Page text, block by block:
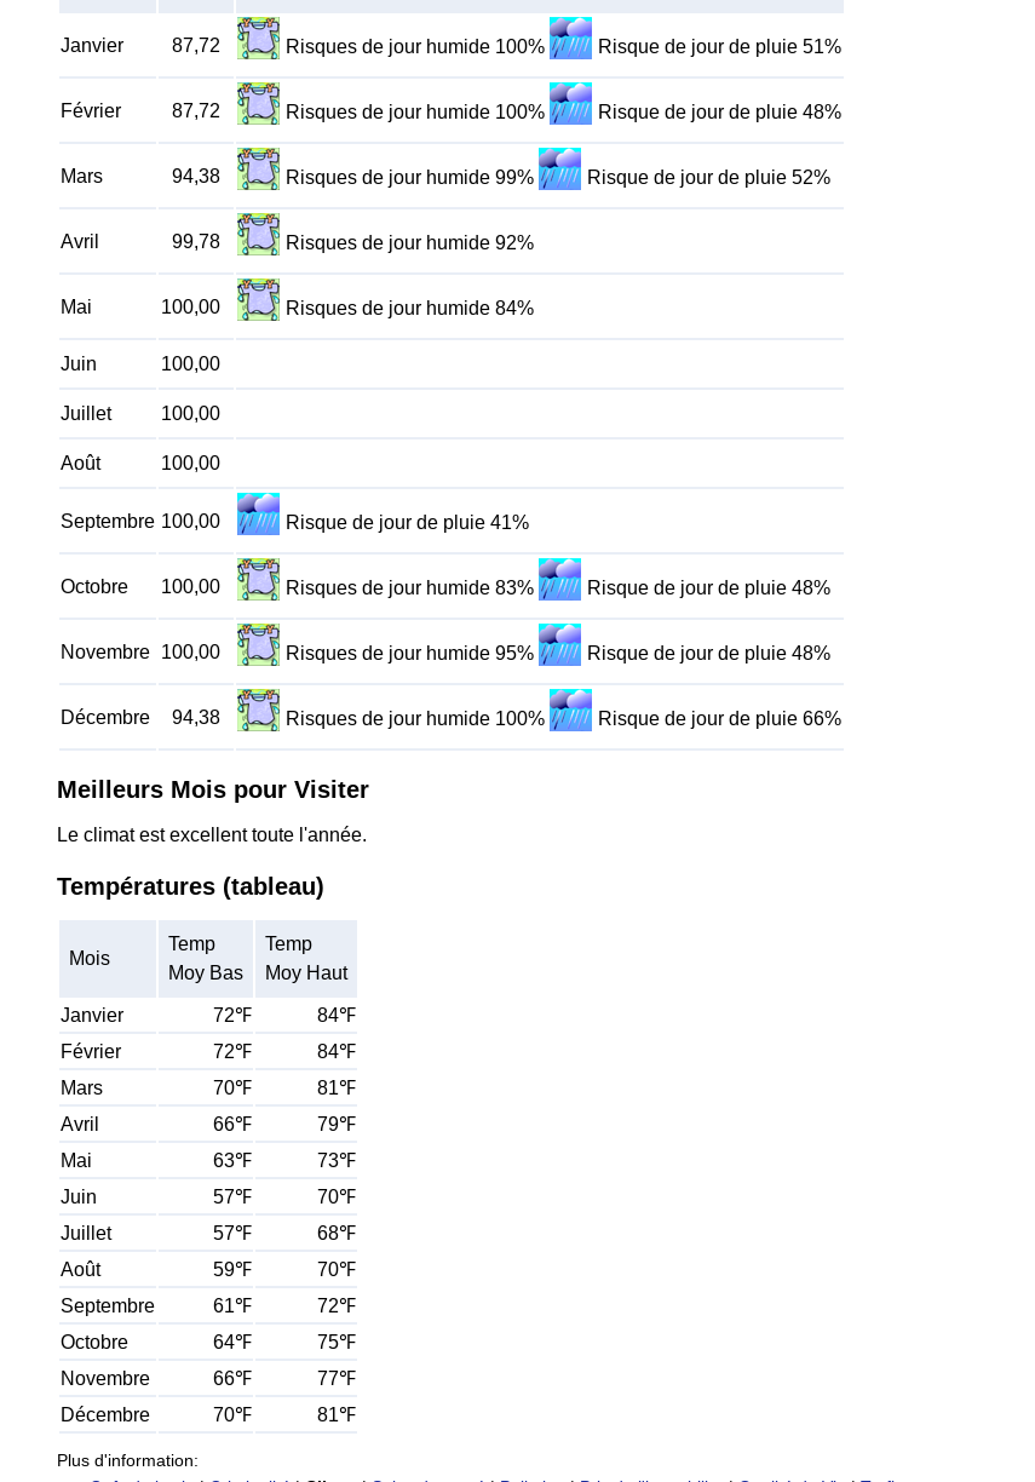
Janvier 87,72 Risques de jour humide 100% Risque de jour de pluie 51%
Février 87,72 Risques de jour humide 100% Risque de jour de pluie 48%
Mars 94,38 Risques de jour humide 99% Risque de jour de pluie 52%
Avril 99,78 Risques de jour humide 92%
Mai 100,00 Risques de jour humide 84%
Juin 100,00
Juillet 100,00
Août 100,00
Septembre 100,00 Risque de jour de pluie 41%
Octobre 100,00 Risques de jour humide 83% Risque de jour de pluie 48%
Novembre 100,00 Risques de jour humide 95% Risque de jour de pluie 48%
Décembre 94,38 Risques de jour humide 100% Risque de jour de pluie 66%
Meilleurs Mois pour Visiter
Le climat est excellent toute l'année.
Températures (tableau)
Mois
Temp
Moy Bas
Temp
Moy Haut
Janvier 72℉
84℉
Février
72℉
84℉
Mars
70℉
81℉
Avril
66℉
79℉
Mai
63℉
73℉
Juin
57℉
70℉
Juillet
57℉
68℉
Août
59℉
70℉
Septembre
61℉
72℉
Octobre
64℉
75℉
Novembre
66℉
77℉
Décembre
70℉ 81℉
Plus d'information: